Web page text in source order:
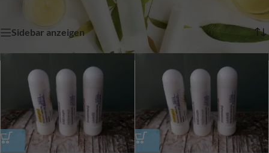
Alle 5 Ergebnisse werden angezeigt
Sidebar anzeigen